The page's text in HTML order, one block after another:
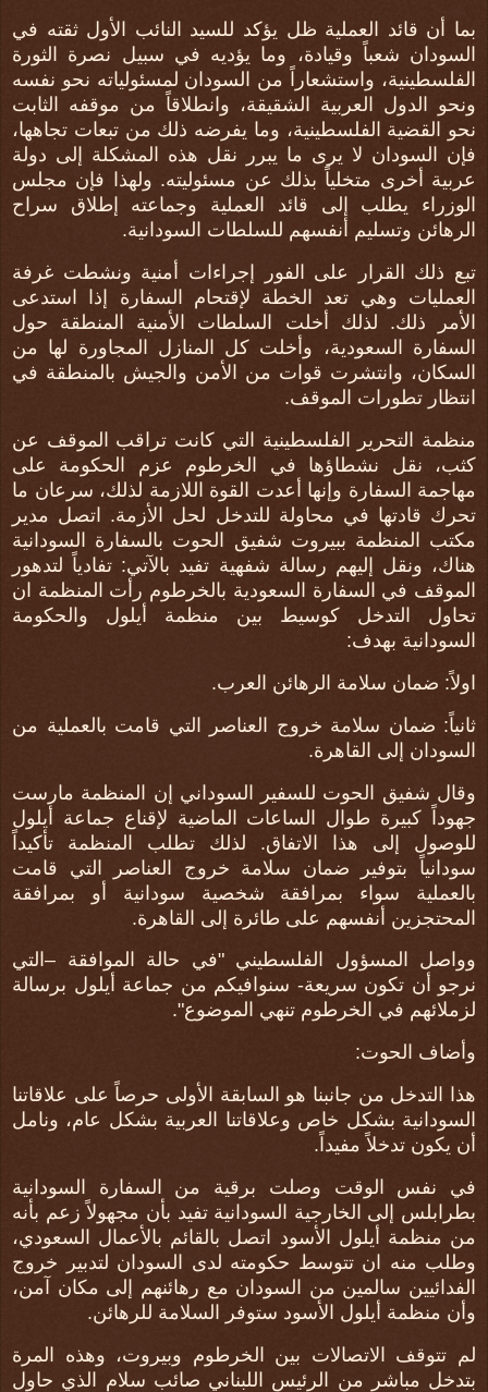
بما أن قائد العملية ظل يؤكد للسيد النائب الأول ثقته في
السودان شعباً وقيادة، وما يؤديه في سبيل نصرة الثورة
الفلسطينية، واستشعاراً من السودان لمسئولياته نحو نفسه
ونحو الدول العربية الشقيقة، وانطلاقاً من موقفه الثابت
نحو القضية الفلسطينية، وما يفرضه ذلك من تبعات تجاهها،
فإن السودان لا يرى ما يبرر نقل هذه المشكلة إلى دولة
عربية أخرى متخلياً بذلك عن مسئوليته. ولهذا فإن مجلس
الوزراء يطلب إلى قائد العملية وجماعته إطلاق سراح
الرهائن وتسليم أنفسهم للسلطات السودانية.
تبع ذلك القرار على الفور إجراءات أمنية ونشطت غرفة
العمليات وهي تعد الخطة لإقتحام السفارة إذا استدعى
الأمر ذلك. لذلك أخلت السلطات الأمنية المنطقة حول
السفارة السعودية، وأخلت كل المنازل المجاورة لها من
السكان، وانتشرت قوات من الأمن والجيش بالمنطقة في
انتظار تطورات الموقف.
منظمة التحرير الفلسطينية التي كانت تراقب الموقف عن
كثب، نقل نشطاؤها في الخرطوم عزم الحكومة على
مهاجمة السفارة وإنها أعدت القوة اللازمة لذلك، سرعان ما
تحرك قادتها في محاولة للتدخل لحل الأزمة. اتصل مدير
مكتب المنظمة ببيروت شفيق الحوت بالسفارة السودانية
هناك، ونقل إليهم رسالة شفهية تفيد بالآتي: تفادياً لتدهور
الموقف في السفارة السعودية بالخرطوم رأت المنظمة ان
تحاول التدخل كوسيط بين منظمة أيلول والحكومة
السودانية بهدف:
اولاً: ضمان سلامة الرهائن العرب.
ثانياً: ضمان سلامة خروج العناصر التي قامت بالعملية من
السودان إلى القاهرة.
وقال شفيق الحوت للسفير السوداني إن المنظمة مارست
جهوداً كبيرة طوال الساعات الماضية لإقناع جماعة أيلول
للوصول إلى هذا الاتفاق. لذلك تطلب المنظمة تأكيداً
سودانياً بتوفير ضمان سلامة خروج العناصر التي قامت
بالعملية سواء بمرافقة شخصية سودانية أو بمرافقة
المحتجزين أنفسهم على طائرة إلى القاهرة.
وواصل المسؤول الفلسطيني "في حالة الموافقة –التي
نرجو أن تكون سريعة- سنوافيكم من جماعة أيلول برسالة
لزملائهم في الخرطوم تنهي الموضوع".
وأضاف الحوت:
هذا التدخل من جانبنا هو السابقة الأولى حرصاً على علاقاتنا
السودانية بشكل خاص وعلاقاتنا العربية بشكل عام، ونامل
أن يكون تدخلاً مفيداً.
في نفس الوقت وصلت برقية من السفارة السودانية
بطرابلس إلى الخارجية السودانية تفيد بأن مجهولاً زعم بأنه
من منظمة أيلول الأسود اتصل بالقائم بالأعمال السعودي،
وطلب منه ان تتوسط حكومته لدى السودان لتدبير خروج
الفدائيين سالمين من السودان مع رهائنهم إلى مكان آمن،
وأن منظمة أيلول الأسود ستوفر السلامة للرهائن.
لم تتوقف الاتصالات بين الخرطوم وبيروت، وهذه المرة
بتدخل مباشر من الرئيس اللبناني صائب سلام الذي حاول